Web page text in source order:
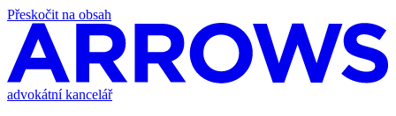
Přeskočit na obsah
advokátní kancelář